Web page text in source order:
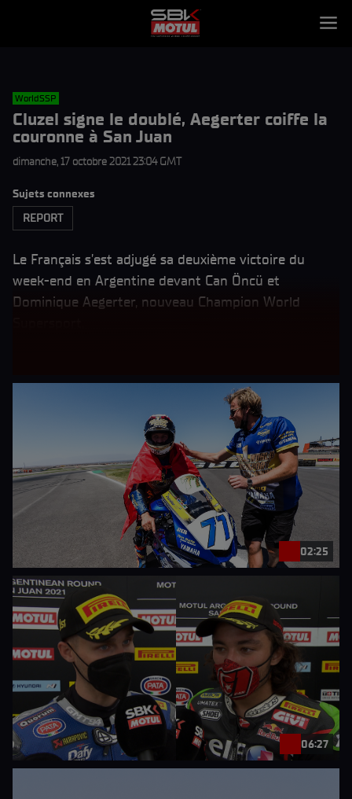
WorldSSP
Cluzel signe le doublé, Aegerter coiffe la
couronne à San Juan
dimanche, 17 octobre 2021 23:04 GMT
Sujets connexes
REPORT
Le Français s’est adjugé sa deuxième victoire du
week-end en Argentine devant Can Öncü et
Dominique Aegerter, nouveau Champion World
02:25
06:27